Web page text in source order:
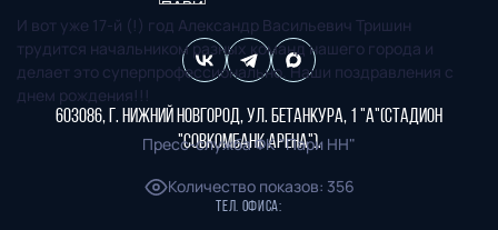
И вот уже 17-й (!) год Александр Васильевич Тришин
трудится начальником разных команд нашего города и
делает это суперпрофессионально. Наши поздравления с
днем рождения!!!
Пресс-служба ФК "Пари НН"
Количество показов: 356
603086, г. Нижний Новгород, ул. Бетанкура, 1 "А"(стадион
"СОВКОМБАНК АРЕНА").
Тел. офиса: